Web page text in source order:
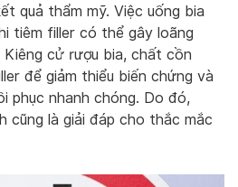
quả thẩm mỹ. Việc uống bia
tiêm filler có thể gây loãng
Kiêng cử rượu bia, chất cồn
để giảm thiểu biến chứng và
phục nhanh chóng. Do đó,
cũng là giải đáp cho thắc mắc